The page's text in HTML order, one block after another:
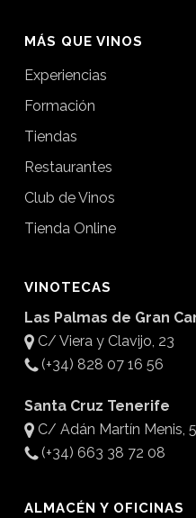
MÁS QUE VINOS
Experiencias
Formación
Tiendas
Restaurantes
Club de Vinos
Tienda Online
VINOTECAS
Las Palmas de Gran
C/ Viera y Clavijo, 23
(+34) 828 07 16 56
Santa Cruz Tenerife
C/ Adán Martín Menis, 5
(+34) 663 38 72 08
ALMACÉN Y OFICINAS